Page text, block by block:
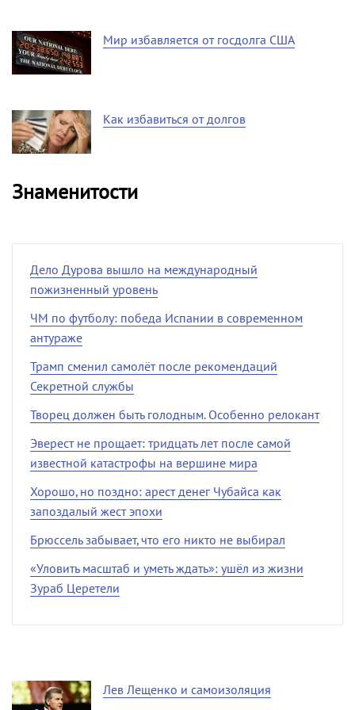
Мир избавляется от госдолга США
Как избавиться от долгов
Знаменитости
Дело Дурова вышло на международный
пожизненный уровень
ЧМ по футболу: победа Испании в современном
антураже
Трамп сменил самолёт после рекомендаций
Секретной службы
Творец должен быть голодным. Особенно релокант
Эверест не прощает: тридцать лет после самой
известной катастрофы на вершине мира
Хорошо, но поздно: арест денег Чубайса как
запоздалый жест эпохи
Брюссель забывает, что его никто не выбирал
«Уловить масштаб и уметь ждать»: ушёл из жизни
Зураб Церетели
Лев Лещенко и самоизоляция